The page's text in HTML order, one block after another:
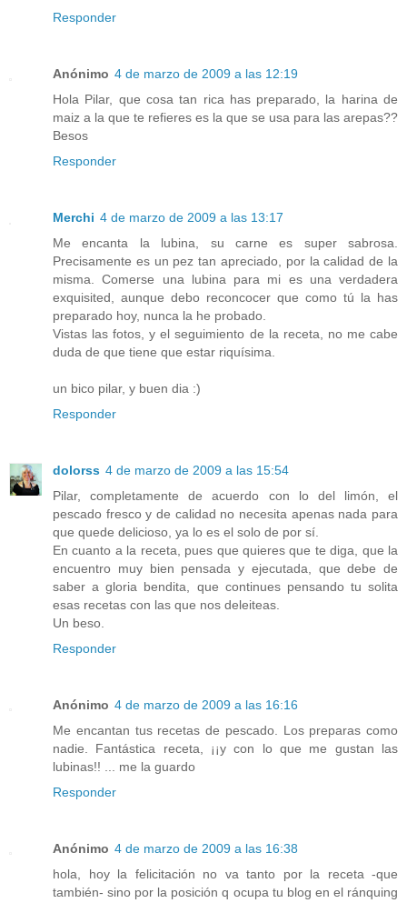
Responder
Anónimo 4 de marzo de 2009 a las 12:19
Hola Pilar, que cosa tan rica has preparado, la harina de
maiz a la que te refieres es la que se usa para las arepas??
Besos
Responder
Merchi 4 de marzo de 2009 a las 13:17
Me encanta la lubina, su carne es super sabrosa.
Precisamente es un pez tan apreciado, por la calidad de la
misma. Comerse una lubina para mi es una verdadera
exquisited, aunque debo reconcocer que como tú la has
preparado hoy, nunca la he probado.
Vistas las fotos, y el seguimiento de la receta, no me cabe
duda de que tiene que estar riquísima.
un bico pilar, y buen dia :)
Responder
dolorss 4 de marzo de 2009 a las 15:54
Pilar, completamente de acuerdo con lo del limón, el
pescado fresco y de calidad no necesita apenas nada para
que quede delicioso, ya lo es el solo de por sí.
En cuanto a la receta, pues que quieres que te diga, que la
encuentro muy bien pensada y ejecutada, que debe de
saber a gloria bendita, que continues pensando tu solita
esas recetas con las que nos deleiteas.
Un beso.
Responder
Anónimo 4 de marzo de 2009 a las 16:16
Me encantan tus recetas de pescado. Los preparas como
nadie. Fantástica receta, ¡¡y con lo que me gustan las
lubinas!! ... me la guardo
Responder
Anónimo 4 de marzo de 2009 a las 16:38
hola, hoy la felicitación no va tanto por la receta -que
también- sino por la posición q ocupa tu blog en el ránquing